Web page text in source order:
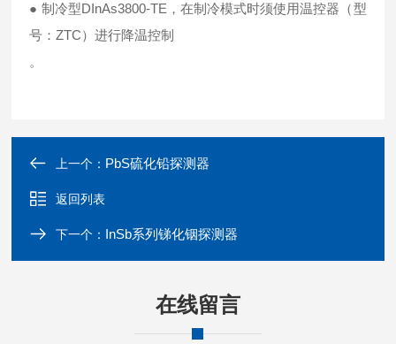
● 制冷型DInAs3800-TE，在制冷模式时须使用温控器（型
号：ZTC）进行降温控制
。
上一个： PbS硫化铅探测器
返回列表
下一个： InSb系列锑化铟探测器
在线留言